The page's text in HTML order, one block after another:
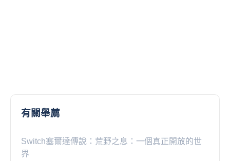
有關舉薦
Switch塞爾達傳說：荒野之息：一個真正開放的世
界